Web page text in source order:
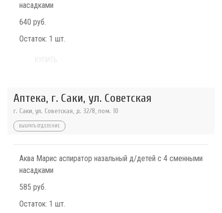
насадками
640 руб.
Остаток: 1 шт.
Аптека, г. Саки, ул. Советская
г. Саки, ул. Советская, д. 32/8, пом. 10
ВЫБРАТЬ ОТДЕЛЕНИЕ
Аква Марис аспиратор назальный д/детей с 4 сменными
насадками
585 руб.
Остаток: 1 шт.